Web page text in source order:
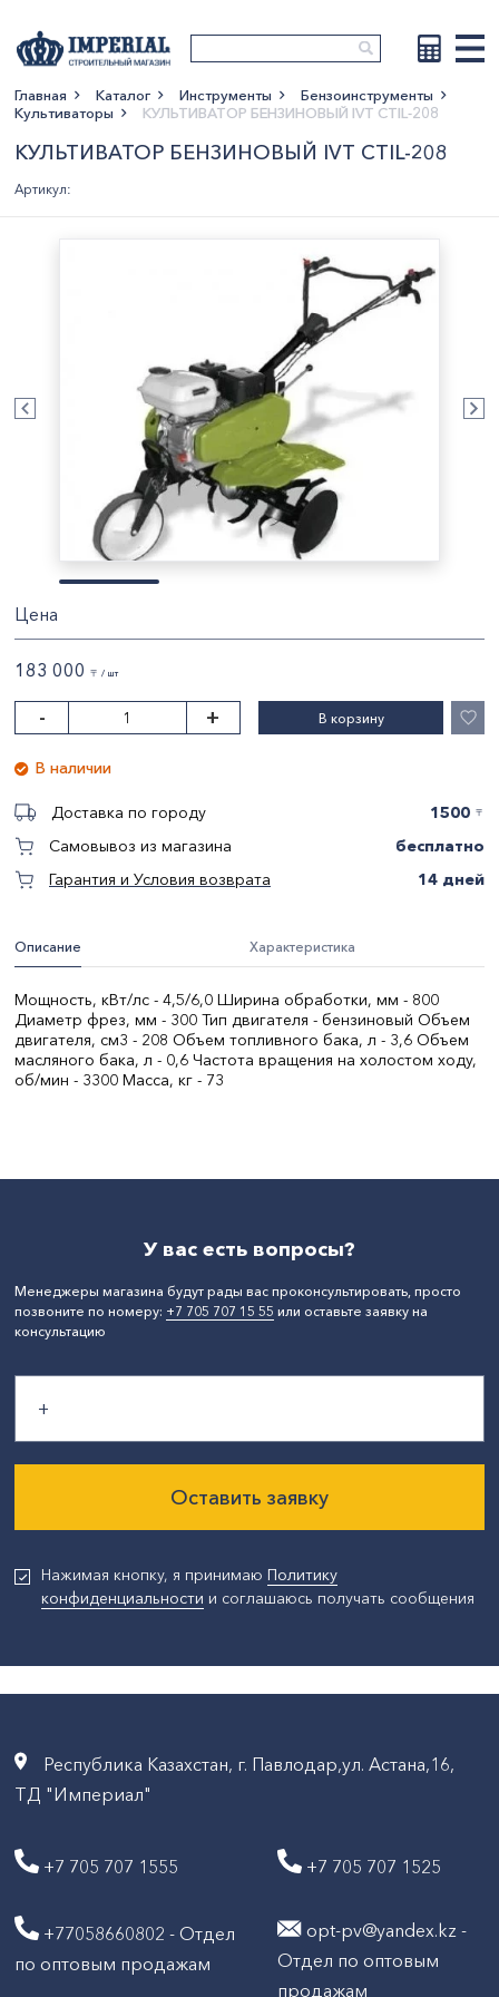
Главная Каталог Инструменты
Бензоинструменты
Культиваторы
КУЛЬТИВАТОР БЕНЗИНОВЫЙ IVT CTIL-208
КУЛЬТИВАТОР БЕНЗИНОВЫЙ IVT CTIL-208
Артикул:
Описание Характеристика
Мощность, кВт/лс - 4,5/6,0 Ширина обработки, мм - 800
Диаметр фрез, мм - 300 Тип двигателя - бензиновый Объем
двигателя, см3 - 208 Объем топливного бака, л - 3,6 Объем
масляного бака, л - 0,6 Частота вращения на холостом ходу,
об/мин - 3300 Масса, кг - 73
Число оборотов, макс, 1/мин:
3300
Цена
183 000 〒 / шт
- + В корзину
В наличии
Доставка по городу 1500 〒
Самовывоз из магазина
бесплатно
Гарантия и Условия возврата
14 дней
У вас есть вопросы?
Менеджеры магазина будут рады вас проконсультировать, просто
позвоните по номеру: +7 705 707 15 55 или оставьте заявку на
консультацию
Оставить заявку
Нажимая кнопку, я принимаю Политику
конфиденциальности и соглашаюсь получать сообщения
Республика Казахстан, г. Павлодар,ул. Астана,16,
ТД "Империал"
+7 705 707 1555 +7 705 707 1525
+77058660802 - Отдел
по оптовым продажам
opt-pv@yandex.kz -
Отдел по оптовым
продажам